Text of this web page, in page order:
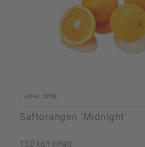
Art-Nr. 25786
Saftorangen 'Midnight'
15,0 kg/l Inhalt